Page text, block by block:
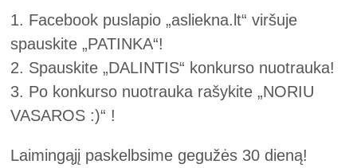
1. Facebook puslapio „asliekna.lt“ viršuje
spauskite „PATINKA“!
2. Spauskite „DALINTIS“ konkurso nuotrauka!
3. Po konkurso nuotrauka rašykite „NORIU
VASAROS :)“ !
Laimingąjį paskelbsime gegužės 30 dieną!